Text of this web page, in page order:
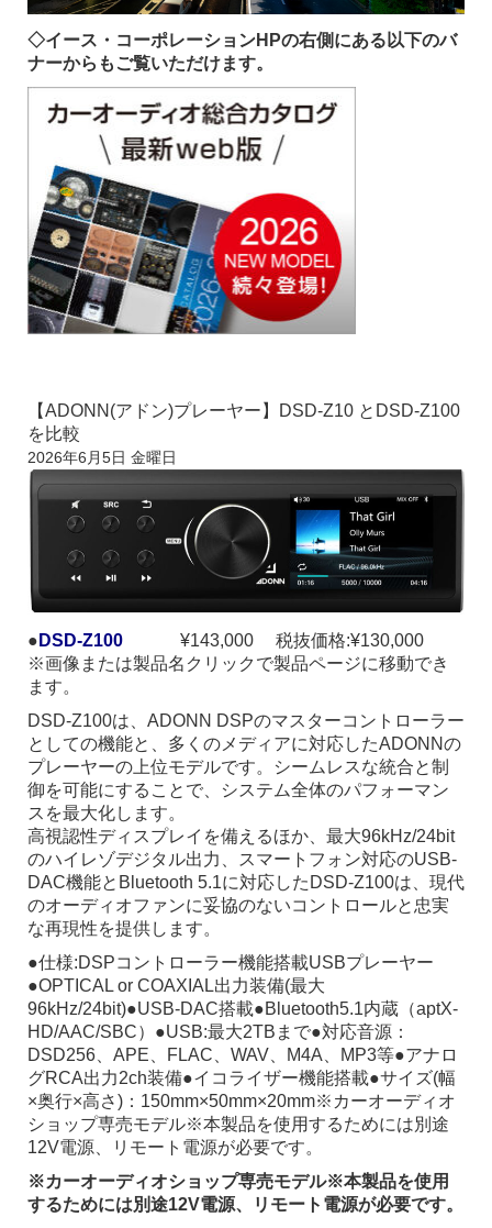
◇イース・コーポレーションHPの右側にある以下のバ
ナーからもご覧いただけます。
【ADONN(アドン)プレーヤー】DSD-Z10 とDSD-Z100
を比較
2026年6月5日 金曜日
● DSD-Z100 ¥143,000 税抜価格:¥130,000
※画像または製品名クリックで製品ページに移動でき
ます。
DSD-Z100は、ADONN DSPのマスターコントローラー
としての機能と、多くのメディアに対応したADONNの
プレーヤーの上位モデルです。シームレスな統合と制
御を可能にすることで、システム全体のパフォーマン
スを最大化します。
高視認性ディスプレイを備えるほか、最大96kHz/24bit
のハイレゾデジタル出力、スマートフォン対応のUSB-
DAC機能とBluetooth 5.1に対応したDSD-Z100は、現代
のオーディオファンに妥協のないコントロールと忠実
な再現性を提供します。
●仕様:DSPコントローラー機能搭載USBプレーヤー
●OPTICAL or COAXIAL出力装備(最大
96kHz/24bit)●USB-DAC搭載●Bluetooth5.1内蔵（aptX-
HD/AAC/SBC）●USB:最大2TBまで●対応音源：
DSD256、APE、FLAC、WAV、M4A、MP3等●アナロ
グRCA出力2ch装備●イコライザー機能搭載●サイズ(幅
×奥行×高さ)：150mm×50mm×20mm※カーオーディオ
ショップ専売モデル※本製品を使用するためには別途
12V電源、リモート電源が必要です。
※カーオーディオショップ専売モデル※本製品を使用
するためには別途12V電源、リモート電源が必要です。